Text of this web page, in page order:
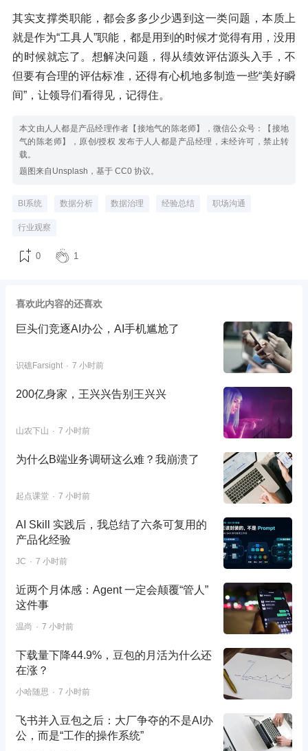
其实支撑类职能，都会多多少少遇到这一类问题，本质上
就是作为“工具人”职能，都是用到的时候才觉得有用，没用
的时候就忘了。想解决问题，得从绩效评估源头入手，不
但要有合理的评估标准，还得有心机地多制造一些“美好瞬
间”，让领导们看得见，记得住。
本文由人人都是产品经理作者【接地气的陈老师】，微信公众号：【接地
气的陈老师】，原创/授权 发布于人人都是产品经理，未经许可，禁止转
载。
题图来自Unsplash，基于 CC0 协议。
BI系统 数据分析 数据治理 经验总结 职场沟通
行业观察
0 1
喜欢此内容的还喜欢
巨头们竞逐AI办公，AI手机尴尬了
识礁Farsight 7 小时前
200亿身家，王兴兴告别王兴兴
山农下山 7 小时前
为什么B端业务调研这么难？我崩溃了
起点课堂 7 小时前
AI Skill 实践后，我总结了六条可复用的
产品化经验
JC 7 小时前
近两个月体感：Agent 一定会颠覆“管人”
这件事
温尚 7 小时前
下载量下降44.9%，豆包的月活为什么还
在涨？
小哈随思 7 小时前
飞书并入豆包之后：大厂争夺的不是AI办
公，而是“工作的操作系统”